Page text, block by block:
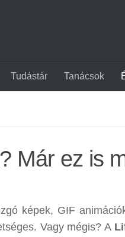
Tudástár Tanácsok
Már ez is
képek, GIF
Vagy mégis? A